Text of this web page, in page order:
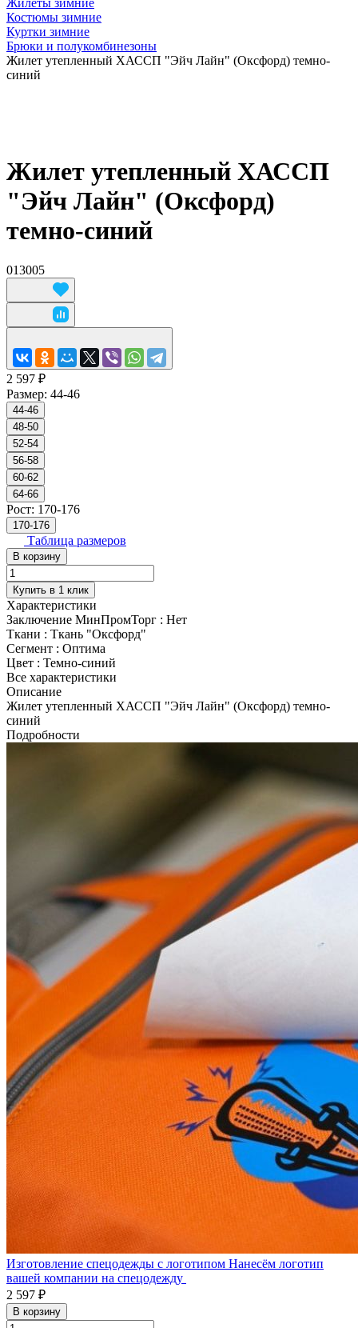
Жилеты зимние
Костюмы зимние
Куртки зимние
Брюки и полукомбинезоны
Жилет утепленный ХАССП "Эйч Лайн" (Оксфорд) темно-
синий
Жилет утепленный ХАССП
"Эйч Лайн" (Оксфорд)
темно-синий
013005
2 597 ₽
Размер: 44-46
44-46
48-50
52-54
56-58
60-62
64-66
Рост: 170-176
170-176
Таблица размеров
В корзину
Купить в 1 клик
Характеристики
Заключение МинПромТорг : Нет
Ткани : Ткань "Оксфорд"
Сегмент : Оптима
Цвет : Темно-синий
Все характеристики
Описание
Жилет утепленный ХАССП "Эйч Лайн" (Оксфорд) темно-
синий
Подробности
Изготовление спецодежды с логотипом Нанесём логотип
вашей компании на спецодежду
2 597 ₽
В корзину